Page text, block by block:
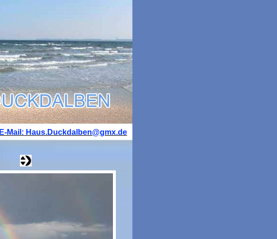
E-Mail: Haus.Duckdalben@gmx.de